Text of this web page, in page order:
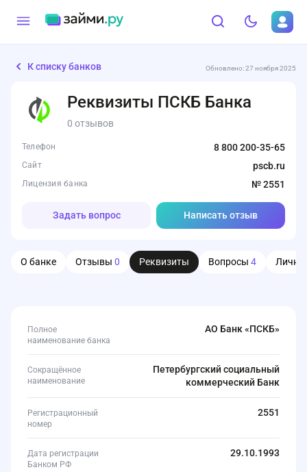
К списку банков Обновлено: 27 ноября 2025
Реквизиты ПСКБ Банка
0 отзывов
Телефон 8 800 200-35-65
Сайт pscb.ru
Лицензия банка № 2551
Задать вопрос Написать отзыв
О банке Отзывы 0 Реквизиты Вопросы 4
Полное
наименование банка
АО Банк «ПСКБ»
Сокращённое
наименование
Петербургский социальный
коммерческий Банк
Регистрационный
номер
2551
Дата регистрации
Банком РФ
29.10.1993